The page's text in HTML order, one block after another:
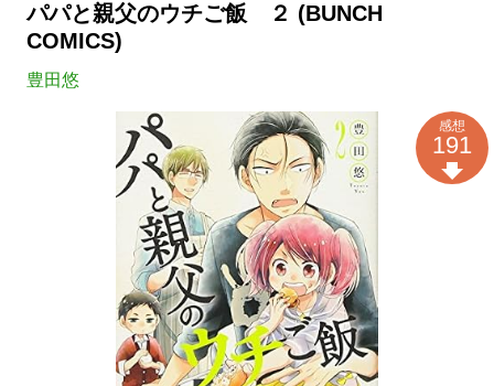
パパと親父のウチご飯 ２ (BUNCH
COMICS)
豊田悠
感想
191